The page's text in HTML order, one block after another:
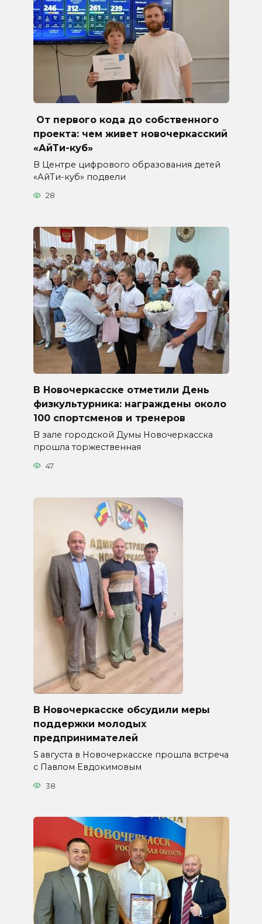
От первого кода до собственного
проекта: чем живет новочеркасский
«АйТи-куб»
В Центре цифрового образования детей
«АйТи-куб» подвели
28
В Новочеркасске отметили День
физкультурника: награждены около
100 спортсменов и тренеров
В зале городской Думы Новочеркасска
прошла торжественная
47
В Новочеркасске обсудили меры
поддержки молодых
предпринимателей
5 августа в Новочеркасске прошла встреча
с Павлом Евдокимовым
38